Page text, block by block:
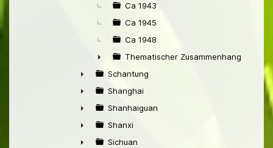
Ca 1943
Ca 1945
Ca 1948
►
Thematischer Zusammenhang mit
►
Schantung
►
Shanghai
►
Shanhaiguan
►
Shanxi
Sichuan